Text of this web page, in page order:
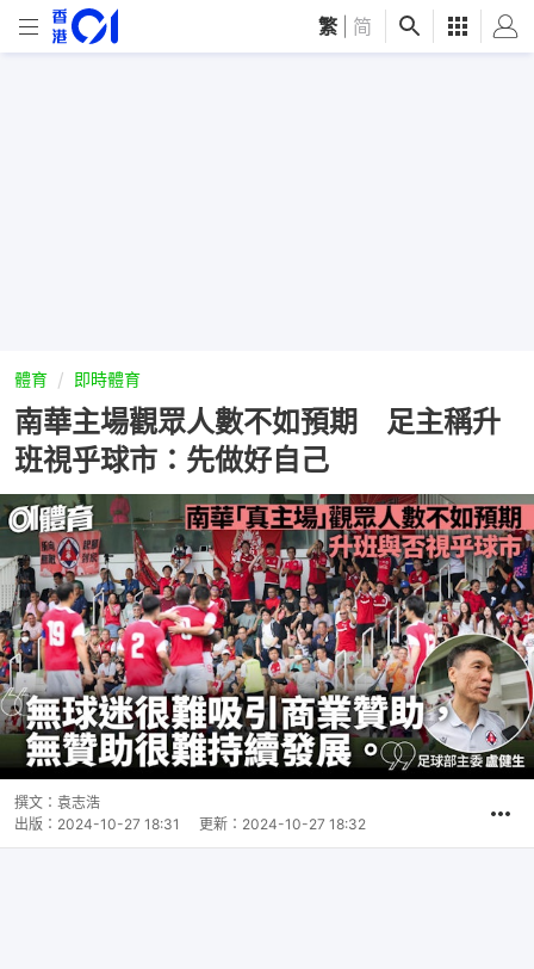
繁 简
體育 即時體育
南華主場觀眾人數不如預期 足主稱升
班視乎球市：先做好自己
撰文： 袁志浩
出版： 2024-10-27 18:31 更新： 2024-10-27 18:32